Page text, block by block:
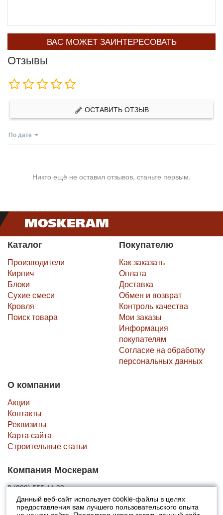
Данный веб-сайт использует cookie-файлы в целях
предоставления вам лучшего пользовательского опыта
ВАС МОЖЕТ ЗАИНТЕРЕСОВАТЬ
Отзывы
ОСТАВИТЬ ОТЗЫВ
По дате
Никто ещё не оставил отзывов, станьте первым.
Каталог
Производители
Кирпич
Блоки
Сухие смеси
Кровля
Поиск товара
Покупателю
Как заказать
Оплата
Доставка
Обмен и возврат
Контроль качества
Мои заказы
Информация
покупателям
Согласие на обработку
персональных данных
О компании
Акции
Контакты
Реквизиты
Карта сайта
Строительные статьи
Компания Москерам
8 (800) 555 44 33
© 2010-2026 Москерам